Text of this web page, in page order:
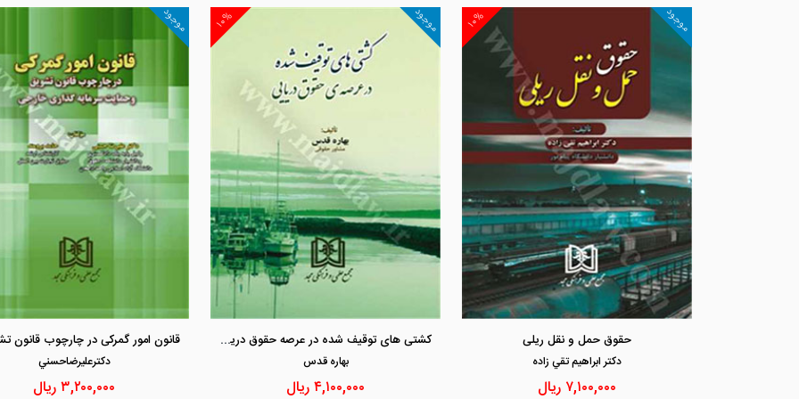
۱۰% موجود
حقوق حمل و نقل ریلی
دكتر ابراهيم تقي زاده
۷,۱۰۰,۰۰۰ ریال
۱۰% موجود
کشتی های توقیف شده در عرصه حقوق دریایی
بهاره قدس
۴,۱۰۰,۰۰۰ریال
موجود
دكترعليرضاحسني
۳,۲۰۰,۰۰۰ریال